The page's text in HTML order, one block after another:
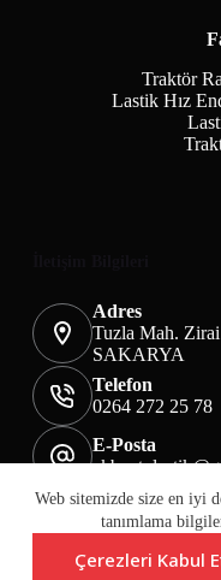
Web sitemizde size en iyi
tanımlama
Çerezleri Kabul
Traktör
Lastik Hız
Adres
Tuzla Mah.
SAKARYA
Telefon
0264 272 25 78
E-Posta
Mesafeli Satış
Üyelik KVKK